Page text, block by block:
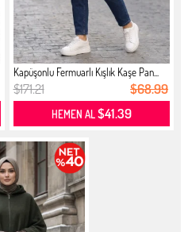
Kapüşonlu Fermuarlı Kışlık Kaşe Pan...
$171.21 $68.99
HEMEN AL$41.39